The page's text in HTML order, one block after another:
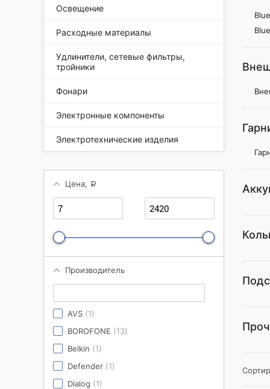
Освещение
Расходные материалы
Удлинители, сетевые фильтры,
тройники
Фонари
Электронные компоненты
Электротехнические изделия
Цена, a
Производитель
AVS (1)
BOROFONE (13)
Belkin (1)
Defender (1)
Dialog (1)